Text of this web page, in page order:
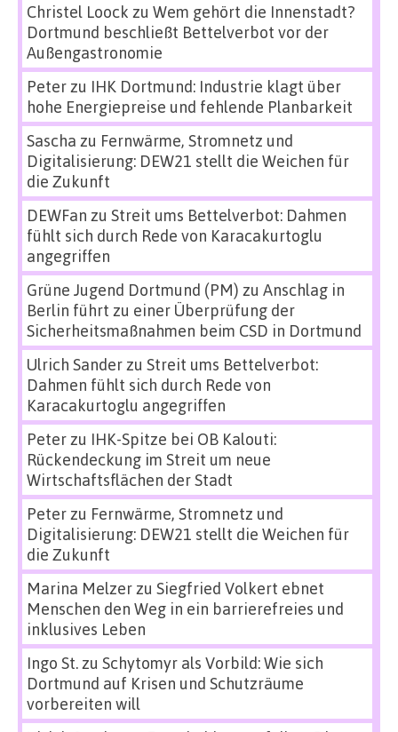
Christel Loock zu Wem gehört die Innenstadt?
Dortmund beschließt Bettelverbot vor der
Außengastronomie
Peterzu IHK Dortmund: Industrie klagt über
hohe Energiepreise und fehlende Planbarkeit
Sascha zu Fernwärme, Stromnetz und
Digitalisierung: DEW21 stellt die Weichen für
die Zukunft
DEWFan zu Streit ums Bettelverbot: Dahmen
fühlt sich durch Rede von Karacakurtoglu
angegriffen
Grüne Jugend Dortmund (PM) zu Anschlag in
Berlin führt zu einer Überprüfung der
Sicherheitsmaßnahmen beim CSD in Dortmund
Ulrich Sanderzu Streit ums Bettelverbot:
Dahmen fühlt sich durch Rede von
Karacakurtoglu angegriffen
Peterzu IHK-Spitze bei OB Kalouti:
Rückendeckung im Streit um neue
Wirtschaftsflächen der Stadt
Peterzu Fernwärme, Stromnetz und
Digitalisierung: DEW21 stellt die Weichen für
die Zukunft
Marina Melzerzu Siegfried Volkert ebnet
Menschen den Weg in ein barrierefreies und
inklusives Leben
Ingo St.zu Schytomyr als Vorbild: Wie sich
Dortmund auf Krisen und Schutzräume
vorbereiten will